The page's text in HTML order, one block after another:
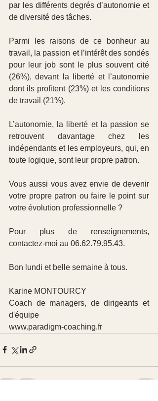
par les différents degrés d’autonomie et
de diversité des tâches.
Parmi les raisons de ce bonheur au
travail, la passion et l’intérêt des sondés
pour leur job sont le plus souvent cité
(26%), devant la liberté et l’autonomie
dont ils profitent (23%) et les conditions
de travail (21%).
L’autonomie, la liberté et la passion se
retrouvent davantage chez les
indépendants et les employeurs, qui, en
toute logique, sont leur propre patron.
Vous aussi vous avez envie de devenir
votre propre patron ou faire le point sur
votre évolution professionnelle ?
Pour plus de renseignements,
contactez-moi au 06.62.79.95.43.
Bon lundi et belle semaine à tous.
Karine MONTOURCY
Coach de managers, de dirigeants et
d'équipe
www.paradigm-coaching.fr